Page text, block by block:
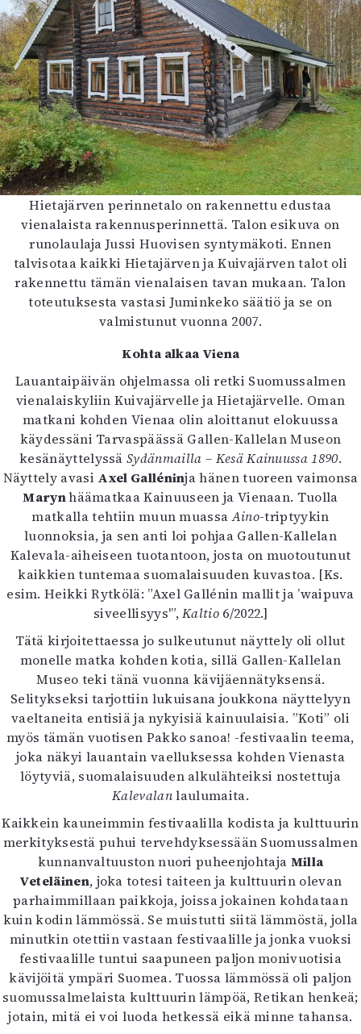
Hietajärven perinnetalo on rakennettu edustaa
vienalaista rakennusperinnettä. Talon esikuva on
runolaulaja Jussi Huovisen syntymäkoti. Ennen
talvisotaa kaikki Hietajärven ja Kuivajärven talot oli
rakennettu tämän vienalaisen tavan mukaan. Talon
toteutuksesta vastasi Juminkeko säätiö ja se on
valmistunut vuonna 2007.
Kohta alkaa Viena
Lauantaipäivän ohjelmassa oli retki Suomussalmen
vienalaiskyliin Kuivajärvelle ja Hietajärvelle. Oman
matkani kohden Vienaa olin aloittanut elokuussa
käydessäni Tarvaspäässä Gallen-Kallelan Museon
kesänäyttelyssäSydänmailla – Kesä Kainuussa 1890.
Näyttely avasi Axel Galléninja hänen tuoreen vaimonsa
Marynhäämatkaa Kainuuseen ja Vienaan. Tuolla
matkalla tehtiin muun muassaAino-triptyykin
luonnoksia, ja sen anti loi pohjaa Gallen-Kallelan
Kalevala-aiheiseen tuotantoon, josta on muotoutunut
kaikkien tuntemaa suomalaisuuden kuvastoa. [Ks.
esim. Heikki Rytkölä: ”Axel Gallénin mallit ja ’waipuva
siveellisyys'”,Kaltio 6/2022.]
Tätä kirjoitettaessa jo sulkeutunut näyttely oli ollut
monelle matka kohden kotia, sillä Gallen-Kallelan
Museo teki tänä vuonna kävijäennätyksensä.
Selitykseksi tarjottiin lukuisana joukkona näyttelyyn
vaeltaneita entisiä ja nykyisiä kainuulaisia. ”Koti” oli
myös tämän vuotisen Pakko sanoa! -festivaalin teema,
joka näkyi lauantain vaelluksessa kohden Vienasta
löytyviä, suomalaisuuden alkulähteiksi nostettuja
Kalevalanlaulumaita.
Kaikkein kauneimmin festivaalilla kodista ja kulttuurin
merkityksestä puhui tervehdyksessään Suomussalmen
kunnanvaltuuston nuori puheenjohtaja Milla
Veteläinen, joka totesi taiteen ja kulttuurin olevan
parhaimmillaan paikkoja, joissa jokainen kohdataan
kuin kodin lämmössä. Se muistutti siitä lämmöstä, jolla
minutkin otettiin vastaan festivaalille ja jonka vuoksi
festivaalille tuntui saapuneen paljon monivuotisia
kävijöitä ympäri Suomea. Tuossa lämmössä oli paljon
suomussalmelaista kulttuurin lämpöä, Retikan henkeä;
jotain, mitä ei voi luoda hetkessä eikä minne tahansa.